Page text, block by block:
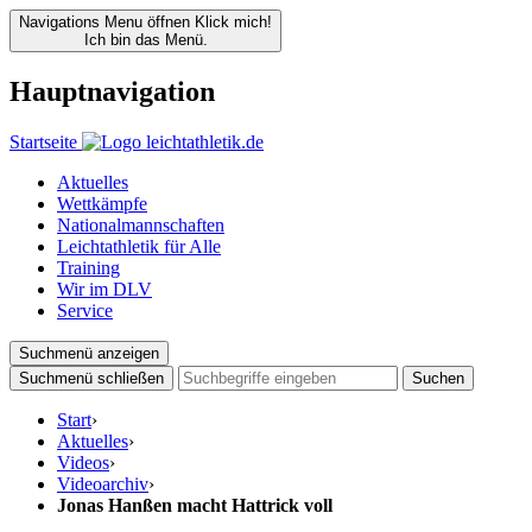
Navigations Menu öffnen Klick mich!
Ich bin das Menü.
Hauptnavigation
Startseite
Aktuelles
Wettkämpfe
Nationalmannschaften
Leichtathletik für Alle
Training
Wir im DLV
Service
Suchmenü anzeigen
Suchmenü schließen
Suchen
Start›
Aktuelles›
Videos›
Videoarchiv›
Jonas Hanßen macht Hattrick voll